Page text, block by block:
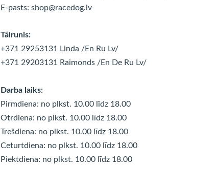
E-pasts: shop@racedog.lv
Tālrunis:
+371 29253131 Linda /En Ru Lv/
+371 29203131 Raimonds /En De Ru Lv/
Darba laiks:
Pirmdiena: no plkst. 10.00 līdz 18.00
Otrdiena: no plkst. 10.00 līdz 18.00
Trešdiena: no plkst. 10.00 līdz 18.00
Ceturtdiena: no plkst. 10.00 līdz 18.00
Piektdiena: no plkst. 10.00 līdz 18.00